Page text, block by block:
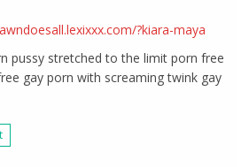
?kiara-maya
pussy stretched to the limit porn free
gay porn with screaming twink gay